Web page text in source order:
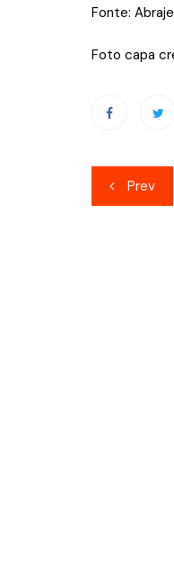
Fonte:
Foto capa
de
Prev